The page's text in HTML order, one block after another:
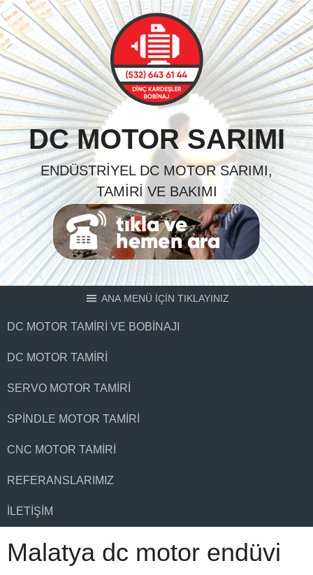
Skip
to
content
DC MOTOR SARIMI
ENDÜSTRIYEL DC MOTOR SARIMI,
TAMIRI VE BAKIMI
ANA MENÜ İÇİN TIKLAYINIZ
DC MOTOR TAMIRI VE BOBINAJI
DC MOTOR TAMIRI
SERVO MOTOR TAMIRI
SPINDLE MOTOR TAMIRI
CNC MOTOR TAMIRI
REFERANSLARIMIZ
İLETIŞIM
Malatya dc motor endüvi